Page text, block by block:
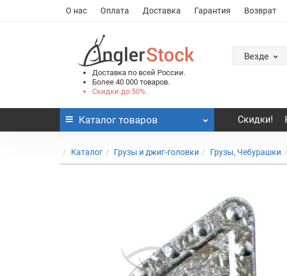
О нас Оплата Доставка Гарантия Возврат
Доставка по всей России.
Более 40 000 товаров.
Скидки до 50%.
Везде
Каталог товаров Скидки!
Каталог Грузы и джиг-головки Грузы, Чебурашки